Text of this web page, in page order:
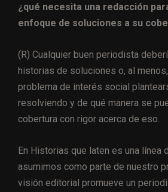
¿qué necesita una redacción
enfoque de soluciones a su
(R) Cualquier buen periodista
historias de soluciones o, al
problema de interés social
resolviendo y de qué manera se
cobertura con rigor acerca de eso.
En Historias que laten es una línea
asumimos como parte de nuestro
visión editorial promueve un